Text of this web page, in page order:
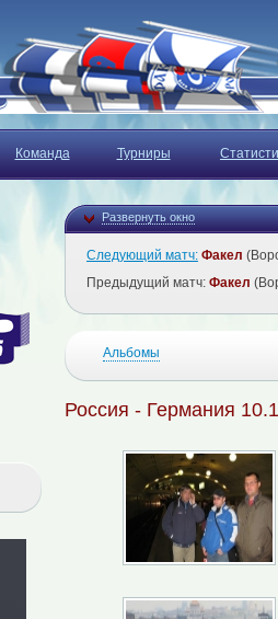
Команда Турниры
Развернуть окно
Следующий матч: Факел
Предыдущий матч: Факел
Альбомы
Россия - Германия